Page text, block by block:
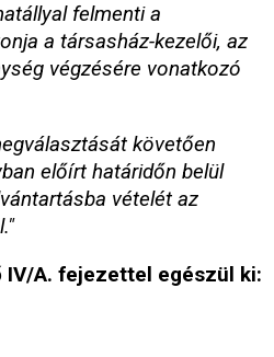
felmenti a
a társasház-kezelői, az
végzésére vonatkozó
követően
előírt határidőn belül
vételét az
IV/A. fejezettel egészül ki: